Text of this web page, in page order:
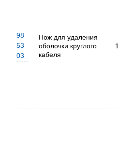
98
53
03
Нож для удаления
оболочки круглого
кабеля
1